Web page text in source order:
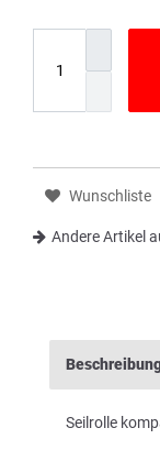
Wunschliste
Andere Artikel
Seilrolle